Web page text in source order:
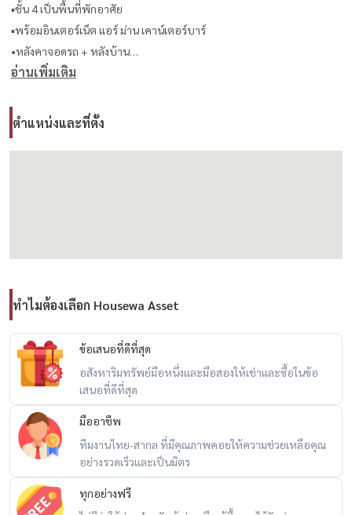
▪︎ชั้น 4 เป็นพื้นที่พักอาศัย
▪︎พร้อมอินเตอร์เน็ต แอร์ ม่าน เคาน์เตอร์บาร์
•หลังคาจอดรถ + หลังบ้าน
▪︎จอดรถในบ้านได้ 3 คัน
ทำเลดีเยี่ยม:
☆รพ.อินทรารัตน์ 400 ม.
โทร / WhatsApp: +66 (0)98-147-4644
Email:Namthip@housewathailand.com
เว็บไซต์: www.housewathailand.com
เพิ่มเพื่อน LINE: คลิกที่นี่
---
#โฮมออฟฟิศให้เช่ารามอินทรา #เจ้าของโพสต์ #เช่าใกล้รถไฟฟ้า
#homeoffice #officeforrent #เช่ารามอินทราวัชรพลหทัยราษฎร์นวมิ
นทร์แฟชั่นไอส์แลนด์
อ่านเพิ่มเติม
ตำแหน่งและที่ตั้ง
ทำไมต้องเลือก Housewa Asset
ข้อเสนอที่ดีที่สุด
อสังหาริมทรัพย์มือหนึ่งและมือสองให้เช่าและซื้อในข้อ
เสนอที่ดีที่สุด
มืออาชีพ
ทีมงานไทย-สากล ที่มีคุณภาพคอยให้ความช่วยเหลือคุณ
อย่างรวดเร็วและเป็นมิตร
ทุกอย่างฟรี